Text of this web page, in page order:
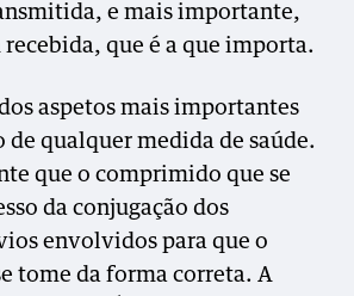
e mais importante,
recebida, que é a que importa.
aspetos mais importantes
de qualquer medida de saúde.
que o comprimido que se
da conjugação dos
envolvidos para que o
tome da forma correta. A